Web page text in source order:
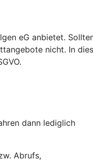
eG anbietet.
nicht. In
dann lediglich
Abrufs,